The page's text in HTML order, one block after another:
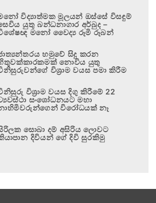
විද්‍යාත්මක මූලයන් ඔස්සේ විසඳුම්
යුතු බන්ධනාගාර අර්බුද –
මනෝ වෛද්‍ය රූමි රූබන්
හමුවේ සිදු කරන
නොවිය යුතු
විශ්‍රාම වයස පමා කිරීම
විශ්‍රාම වයස දිගු කිරීමේ 22
සංශෝධනයට මහා
විරෝධයක් නෑ
සොබා දම් අසිරිය ලොවට
දිවියන් ගේ දිවි සුරකිමු